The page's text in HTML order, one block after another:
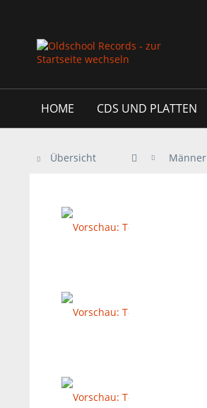
HOME CDS UND PLATTEN
Übersicht Männer